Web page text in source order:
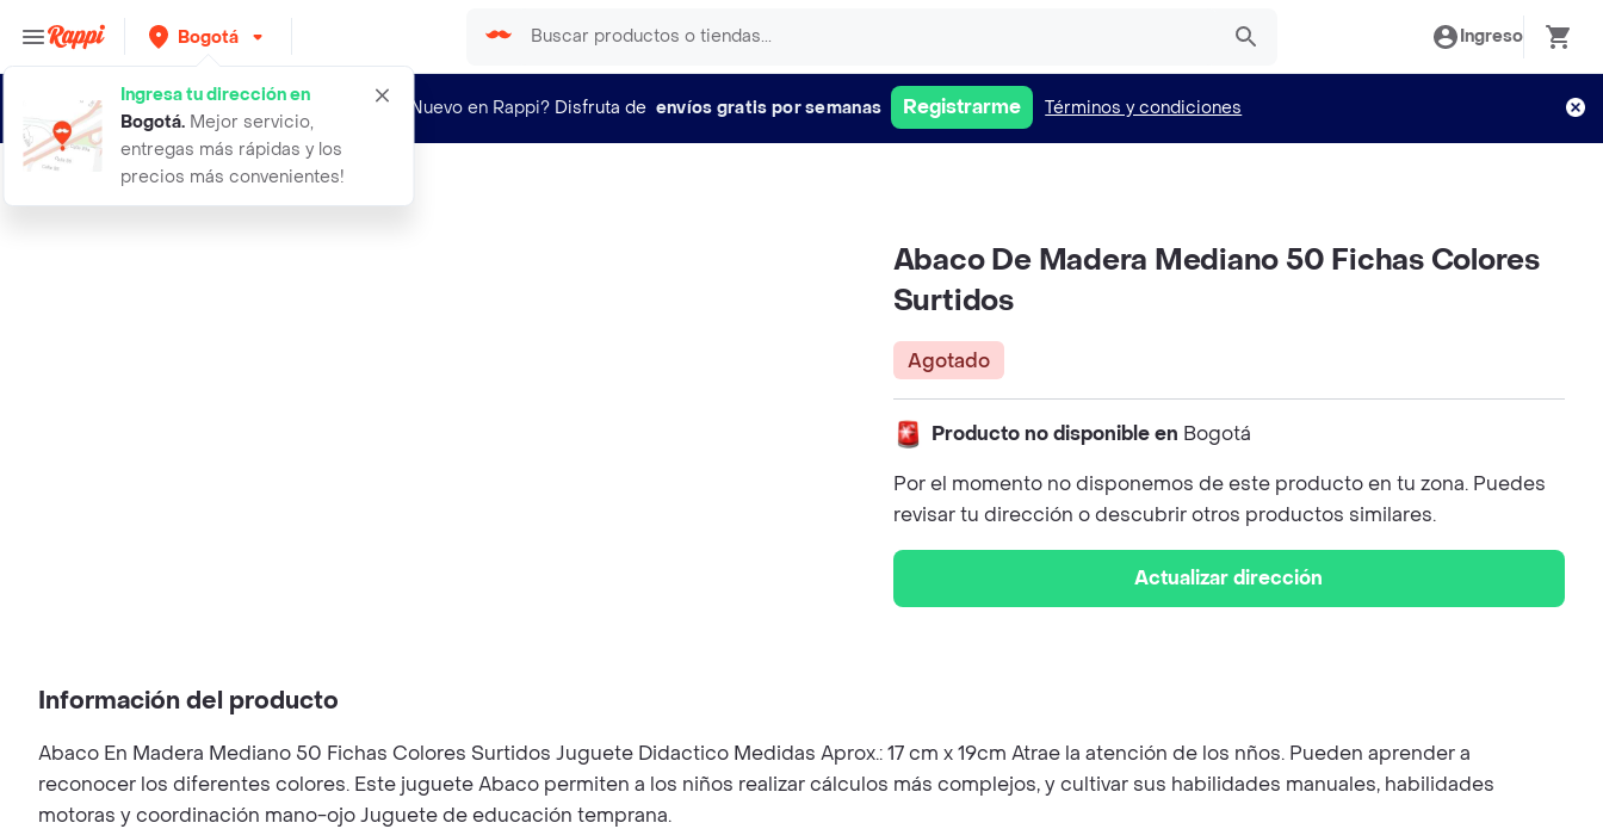
Bogotá
Ingresa tu dirección en
Bogotá. Mejor servicio,
entregas más rápidas y los
precios más convenientes!
Ingreso
¿Nuevo en Rappi? Disfruta de envíos gratis por semanas Registrarme Términos y condiciones
abaco de madera mediano 50 fichas c
Abaco De Madera Mediano 50 Fichas Colores
Surtidos
Agotado
Producto no disponible en Bogotá
Por el momento no disponemos de este producto en tu zona. Puedes
revisar tu dirección o descubrir otros productos similares.
Actualizar dirección
Información del producto
Abaco En Madera Mediano 50 Fichas Colores Surtidos Juguete Didactico Medidas Aprox.: 17 cm x 19cm Atrae la atención de los nños. Pueden aprender a
reconocer los diferentes colores. Este juguete Abaco permiten a los niños realizar cálculos más complejos, y cultivar sus habilidades manuales, habilidades
motoras y coordinación mano-ojo Juguete de educación temprana.